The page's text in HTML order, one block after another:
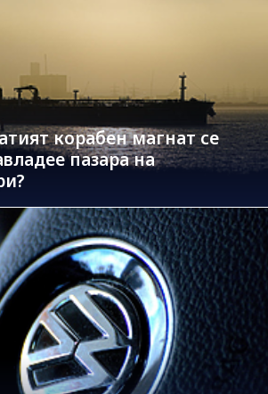
корабен магнат се
пазара на